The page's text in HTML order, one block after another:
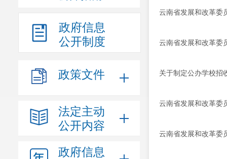
政府信息
公开制度
政策文件
法定主动
公开内容
政府信息
云南省发展和改革委
云南省发展和改革委
关于制定公办学校招
云南省发展和改革委
云南省发展和改革委